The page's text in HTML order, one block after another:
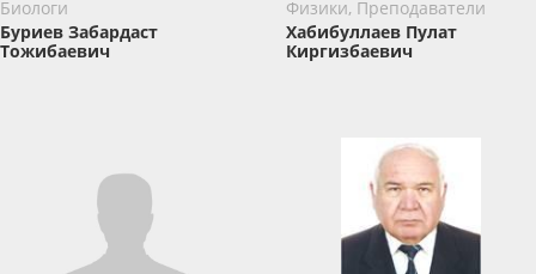
Биологи
Буриев Забардаст
Тожибаевич
Физики, Преподаватели
Хабибуллаев Пулат
Киргизбаевич